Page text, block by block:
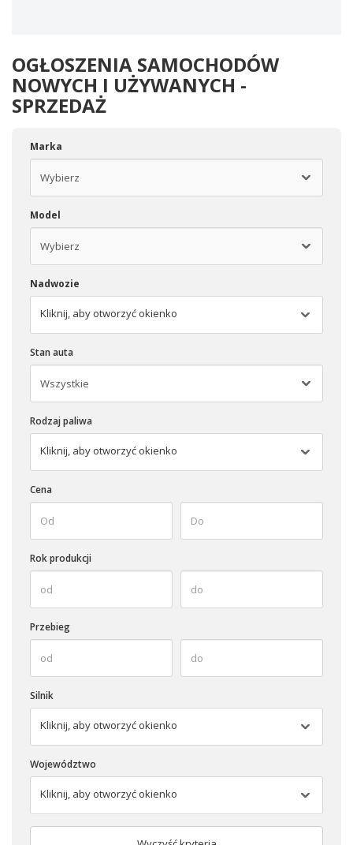
OGŁOSZENIA SAMOCHODÓW
NOWYCH I UŻYWANYCH -
SPRZEDAŻ
Marka
Model
Nadwozie
Kliknij, aby otworzyć okienko
Stan auta
Rodzaj paliwa
Kliknij, aby otworzyć okienko
Cena
Rok produkcji
Przebieg
Silnik
Kliknij, aby otworzyć okienko
Województwo
Kliknij, aby otworzyć okienko